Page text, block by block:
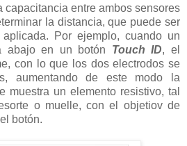
capacitancia entre ambos sensores
la distancia, que puede ser
Por ejemplo, cuando un
abajo en un botón
Touch ID, el
con lo que los dos electrodos se
aumentando de este modo la
muestra un elemento resistivo, tal
o muelle, con el objetiov de
botón.